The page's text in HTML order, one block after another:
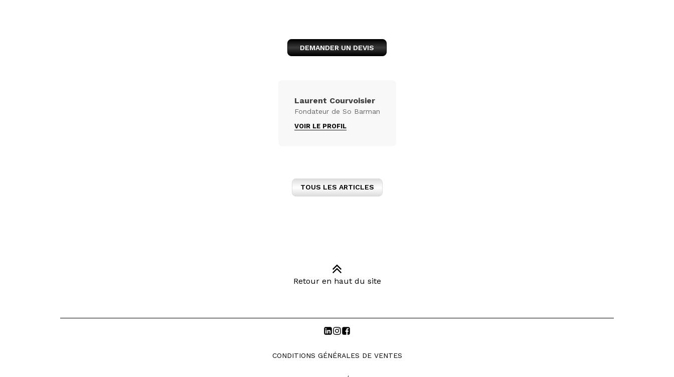
DEMANDER UN DEVIS
Laurent Courvoisier
Fondateur de So Barman
VOIR LE PROFIL
TOUS LES ARTICLES
Retour en haut du site
CONDITIONS GÉNÉRALES DE VENTES